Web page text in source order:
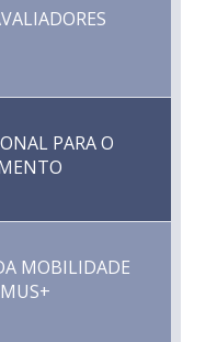
PARA O
MOBILIDADE